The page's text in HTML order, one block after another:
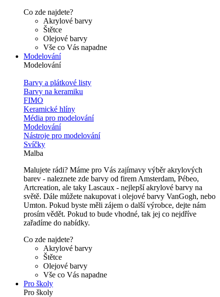
Co zde najdete?
Akrylové barvy
Štětce
Olejové barvy
Vše co Vás napadne
Modelování
Modelování
Barvy a plátkové listy
Barvy na keramiku
FIMO
Keramické hlíny
Média pro modelování
Modelování
Nástroje pro modelování
Svíčky
Malba
Malujete rádi? Máme pro Vás zajímavy výběr akrylových
barev - naleznete zde barvy od firem Amsterdam, Pébeo,
Artcreation, ale taky Lascaux - nejlepší akrylové barvy na
světě. Dále můžete nakupovat i olejové barvy VanGogh, nebo
Umton. Pokud byste měli zájem o další výrobce, dejte nám
prosím vědět. Pokud to bude vhodné, tak jej co nejdříve
zařadíme do nabídky.
Co zde najdete?
Akrylové barvy
Štětce
Olejové barvy
Vše co Vás napadne
Pro školy
Pro školy